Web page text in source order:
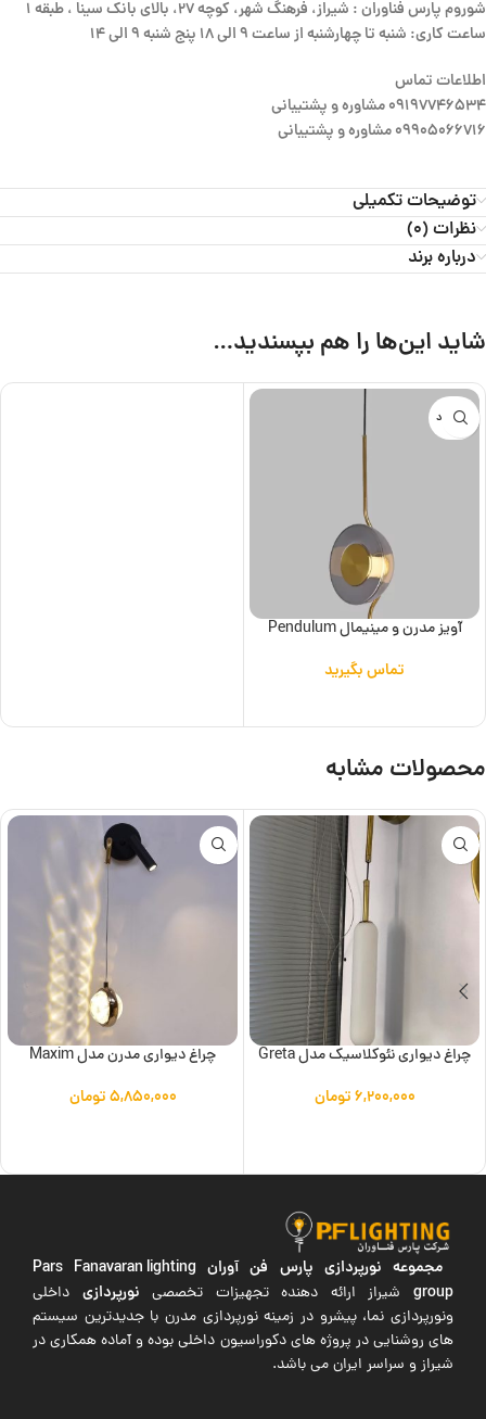
شوروم پارس فناوران : شیراز، فرهنگ شهر، کوچه 27، بالای بانک سینا ، طبقه 1
ساعت کاری: شنبه تا چهارشنبه از ساعت 9 الی 18 پنج شنبه 9 الی 14
اطلاعات تماس
09197746534 مشاوره و پشتیبانی
09905066716 مشاوره و پشتیبانی
توضیحات تکمیلی
نظرات (0)
درباره برند
شاید این‌ها را هم بپسندید…
ناموجود
آویز مدرن و مینیمال Pendulum
تماس بگیرید
محصولات مشابه
چراغ دیواری نئوکلاسیک مدل Greta
۶,۲۰۰,۰۰۰تومان
چراغ دیواری مدرن مدل Maxim
۵,۸۵۰,۰۰۰تومان
مجموعه نورپردازی پارس فن آوران Pars Fanavaran lighting
groupشیراز ارائه دهنده تجهیزات تخصصی نورپردازی داخلی
ونورپردازی نما، پیشرو در زمینه نورپردازی مدرن با جدیدترین سیستم
های روشنایی در پروژه های دکوراسیون داخلی بوده و آماده همکاری در
شیراز و سراسر ایران می باشد.